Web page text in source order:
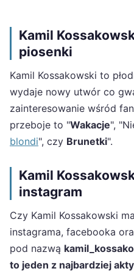
Kamil
piosenki
Kamil Kossakowski to
wydaje nowy utwór co
zainteresowanie wśród
przeboje to "Wakacje",
blondi", czy Brunetki".
Kamil
instagram
Czy Kamil Kossakowski
instagrama, facebooka
pod nazwą
to jeden z najbardziej